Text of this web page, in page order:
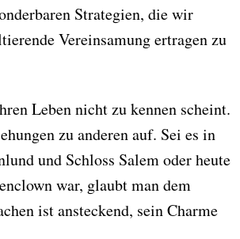
Strategien, die wir
Vereinsamung ertragen zu
Leben nicht zu kennen scheint.
zu anderen auf. Sei es in
und Schloss Salem oder heute
war, glaubt man dem
ist ansteckend, sein Charme